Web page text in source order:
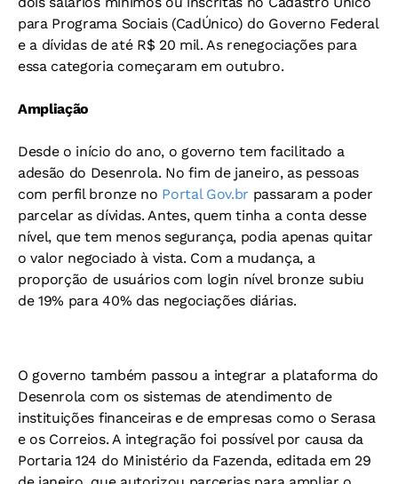
para Programa Sociais (CadÚnico) do Governo Federal
e a dívidas de até R$ 20 mil. As renegociações para
essa categoria começaram em outubro.
Ampliação
Desde o início do ano, o governo tem facilitado a
adesão do Desenrola. No fim de janeiro, as pessoas
com perfil bronze no Portal Gov.br passaram a poder
parcelar as dívidas. Antes, quem tinha a conta desse
nível, que tem menos segurança, podia apenas quitar
o valor negociado à vista. Com a mudança, a
proporção de usuários com login nível bronze subiu
de 19% para 40% das negociações diárias.
O governo também passou a integrar a plataforma do
Desenrola com os sistemas de atendimento de
instituições financeiras e de empresas como o Serasa
e os Correios. A integração foi possível por causa da
Portaria 124 do Ministério da Fazenda, editada em 29